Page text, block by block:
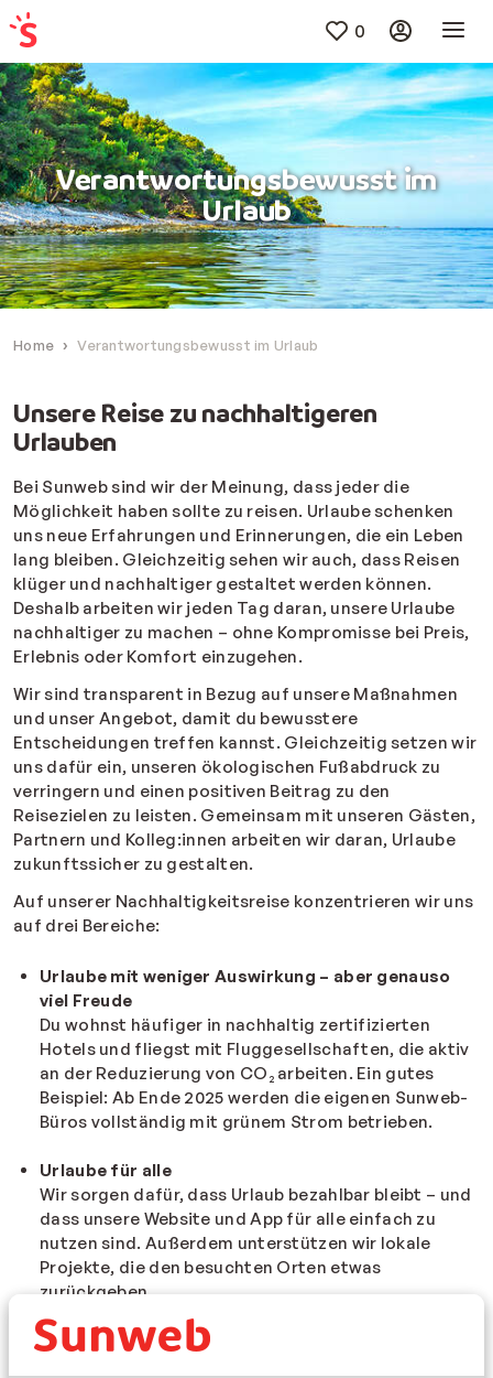
0
Verantwortungsbewusst im
Urlaub
Home Verantwortungsbewusst im Urlaub
Unsere Reise zu nachhaltigeren
Urlauben
Bei Sunweb sind wir der Meinung, dass jeder die
Möglichkeit haben sollte zu reisen. Urlaube schenken
uns neue Erfahrungen und Erinnerungen, die ein Leben
lang bleiben. Gleichzeitig sehen wir auch, dass Reisen
klüger und nachhaltiger gestaltet werden können.
Deshalb arbeiten wir jeden Tag daran, unsere Urlaube
nachhaltiger zu machen – ohne Kompromisse bei Preis,
Erlebnis oder Komfort einzugehen.
Wir sind transparent in Bezug auf unsere Maßnahmen
und unser Angebot, damit du bewusstere
Entscheidungen treffen kannst. Gleichzeitig setzen wir
uns dafür ein, unseren ökologischen Fußabdruck zu
verringern und einen positiven Beitrag zu den
Reisezielen zu leisten. Gemeinsam mit unseren Gästen,
Partnern und Kolleg:innen arbeiten wir daran, Urlaube
zukunftssicher zu gestalten.
Auf unserer Nachhaltigkeitsreise konzentrieren wir uns
auf drei Bereiche:
Urlaube mit weniger Auswirkung – aber genauso
viel Freude
Du wohnst häufiger in nachhaltig zertifizierten
Hotels und fliegst mit Fluggesellschaften, die aktiv
an der Reduzierung von CO₂ arbeiten. Ein gutes
Beispiel: Ab Ende 2025 werden die eigenen Sunweb-
Büros vollständig mit grünem Strom betrieben.
Urlaube für alle
Wir sorgen dafür, dass Urlaub bezahlbar bleibt – und
dass unsere Website und App für alle einfach zu
nutzen sind. Außerdem unterstützen wir lokale
Projekte, die den besuchten Orten etwas
zurückgeben.
Wir übernehmen Verantwortung